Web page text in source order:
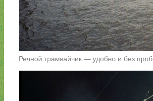
Речной трамвайчик — удобно и без